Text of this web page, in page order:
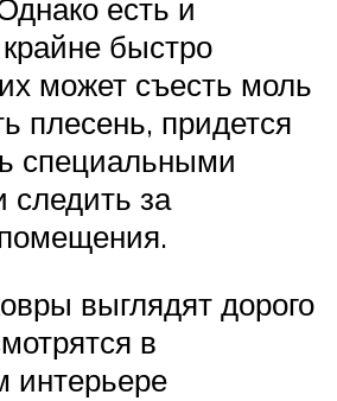
есть и
быстро
может съесть моль
плесень, придется
специальными
следить за
выглядят дорого
в
интерьере